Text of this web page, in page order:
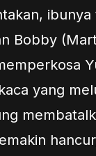
Bobby
yang